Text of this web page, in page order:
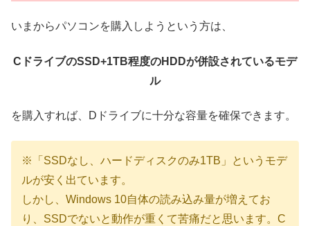
いまからパソコンを購入しようという方は、
CドライブのSSD+1TB程度のHDDが併設されているモデ
ル
を購入すれば、Dドライブに十分な容量を確保できます。
※「SSDなし、ハードディスクのみ1TB」というモデ
ルが安く出ています。
しかし、Windows 10自体の読み込み量が増えてお
り、SSDでないと動作が重くて苦痛だと思います。C